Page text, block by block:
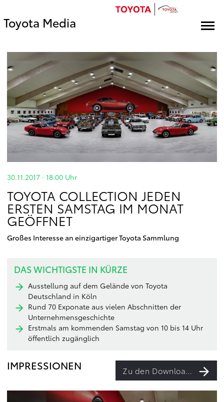
Toyota Media
30.11.2017 · 18:00 Uhr
TOYOTA COLLECTION JEDEN
ERSTEN SAMSTAG IM MONAT
GEÖFFNET
Großes Interesse an einzigartiger Toyota Sammlung
DAS WICHTIGSTE IN KÜRZE
Ausstellung auf dem Gelände von Toyota
Deutschland in Köln
Rund 70 Exponate aus vielen Abschnitten der
Unternehmensgeschichte
Erstmals am kommenden Samstag von 10 bis 14 Uhr
öffentlich zugänglich
IMPRESSIONEN Zu den Downloads